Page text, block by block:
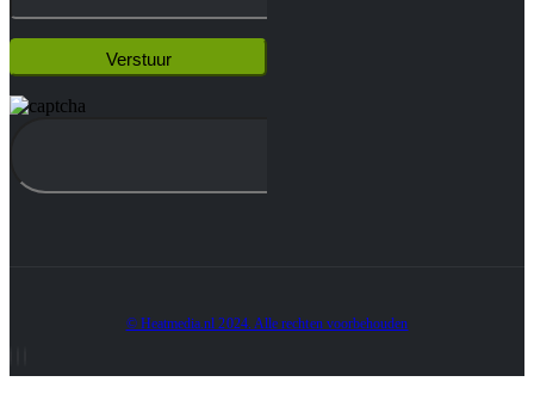
© Heatmedia.nl 2024. Alle rechten voorbehouden